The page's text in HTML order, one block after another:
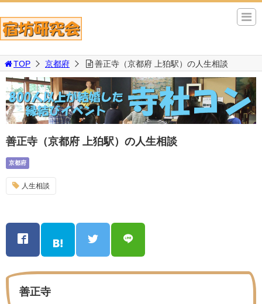
TOP 京都府 善正寺（京都府 上狛駅）の人生相談
善正寺（京都府 上狛駅）の人生相談
京都府
人生相談
善正寺